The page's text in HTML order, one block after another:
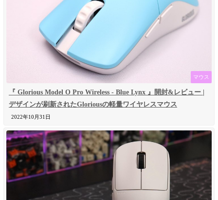
マウス
『 Glorious Model O Pro Wireless - Blue Lynx 』開封&レビュー |
デザインが刷新されたGloriousの軽量ワイヤレスマウス
2022年10月31日